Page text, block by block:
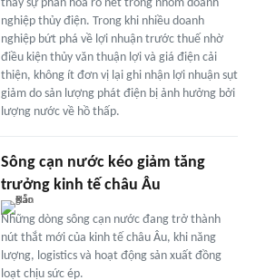
thấy sự phân hóa rõ nét trong nhóm doanh
nghiệp thủy điện. Trong khi nhiều doanh
nghiệp bứt phá về lợi nhuận trước thuế nhờ
điều kiện thủy văn thuận lợi và giá điện cải
thiện, không ít đơn vị lại ghi nhận lợi nhuận sụt
giảm do sản lượng phát điện bị ảnh hưởng bởi
lượng nước về hồ thấp.
Sông cạn nước kéo giảm tăng
trưởng kinh tế châu Âu
Những dòng sông cạn nước đang trở thành
nút thắt mới của kinh tế châu Âu, khi năng
lượng, logistics và hoạt động sản xuất đồng
loạt chịu sức ép.